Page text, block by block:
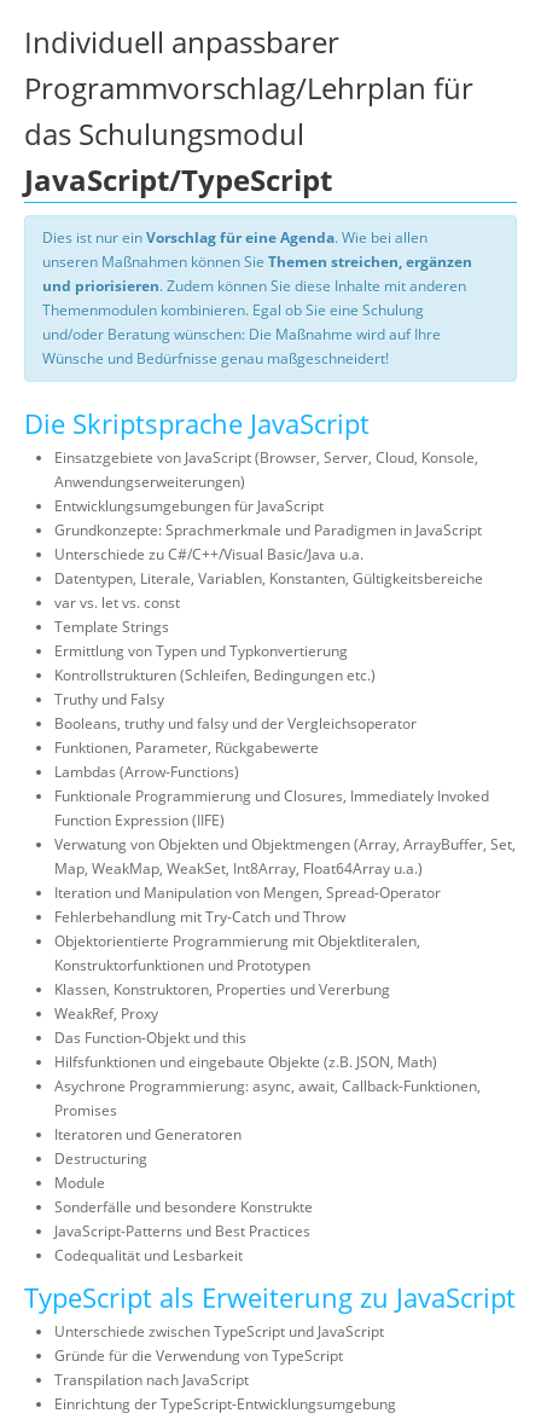
Individuell anpassbarer
Programmvorschlag/Lehrplan für
das Schulungsmodul
JavaScript/TypeScript
Dies ist nur einVorschlag für eine Agenda. Wie bei allen
unseren Maßnahmen können Sie Themen streichen, ergänzen
und priorisieren. Zudem können Sie diese Inhalte mit anderen
Themenmodulen kombinieren. Egal ob Sie eine Schulung
und/oder Beratung wünschen: Die Maßnahme wird auf Ihre
Wünsche und Bedürfnisse genau maßgeschneidert!
Die Skriptsprache JavaScript
Einsatzgebiete von JavaScript (Browser, Server, Cloud, Konsole,
Anwendungserweiterungen)
Entwicklungsumgebungen für JavaScript
Grundkonzepte: Sprachmerkmale und Paradigmen in JavaScript
Unterschiede zu C#/C++/Visual Basic/Java u.a.
Datentypen, Literale, Variablen, Konstanten, Gültigkeitsbereiche
var vs. let vs. const
Template Strings
Ermittlung von Typen und Typkonvertierung
Kontrollstrukturen (Schleifen, Bedingungen etc.)
Truthy und Falsy
Booleans, truthy und falsy und der Vergleichsoperator
Funktionen, Parameter, Rückgabewerte
Lambdas (Arrow-Functions)
Funktionale Programmierung und Closures, Immediately Invoked
Function Expression (IIFE)
Verwatung von Objekten und Objektmengen (Array, ArrayBuffer, Set,
Map, WeakMap, WeakSet, Int8Array, Float64Array u.a.)
Iteration und Manipulation von Mengen, Spread-Operator
Fehlerbehandlung mit Try-Catch und Throw
Objektorientierte Programmierung mit Objektliteralen,
Konstruktorfunktionen und Prototypen
Klassen, Konstruktoren, Properties und Vererbung
WeakRef, Proxy
Das Function-Objekt und this
Hilfsfunktionen und eingebaute Objekte (z.B. JSON, Math)
Asychrone Programmierung: async, await, Callback-Funktionen,
Promises
Iteratoren und Generatoren
Destructuring
Module
Sonderfälle und besondere Konstrukte
JavaScript-Patterns und Best Practices
Codequalität und Lesbarkeit
TypeScript als Erweiterung zu JavaScript
Unterschiede zwischen TypeScript und JavaScript
Gründe für die Verwendung von TypeScript
Transpilation nach JavaScript
Einrichtung der TypeScript-Entwicklungsumgebung